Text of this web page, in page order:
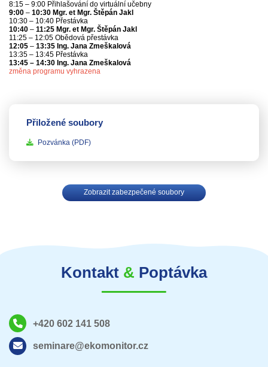
8:15 – 9:00 Přihlašování do virtuální učebny
9:00 – 10:30 Mgr. et Mgr. Štěpán Jakl
10:30 – 10:40 Přestávka
10:40 – 11:25 Mgr. et Mgr. Štěpán Jakl
11:25 – 12:05 Obědová přestávka
12:05 – 13:35 Ing. Jana Zmeškalová
13:35 – 13:45 Přestávka
13:45 – 14:30 Ing. Jana Zmeškalová
změna programu vyhrazena
Přiložené soubory
Pozvánka(PDF)
Zobrazit zabezpečené soubory
Kontakt & Poptávka
+420 602 141 508
seminare@ekomonitor.cz